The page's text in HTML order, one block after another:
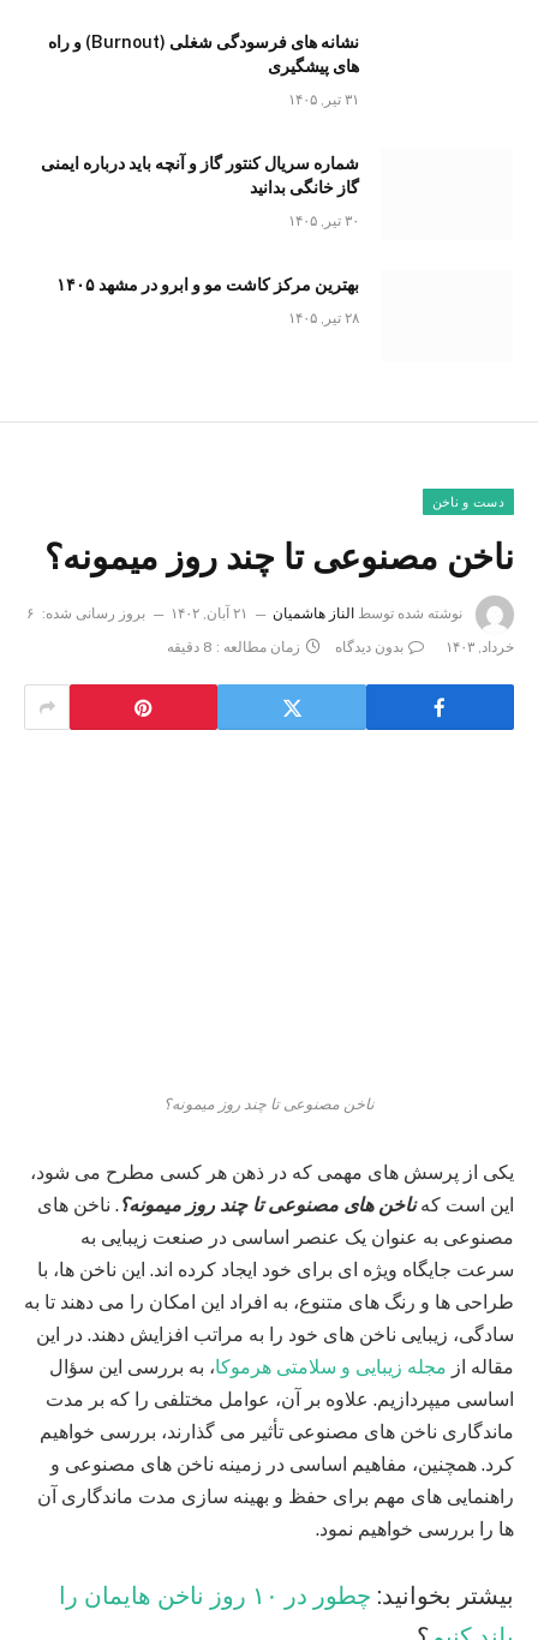
نشانه های فرسودگی شغلی (Burnout) و راه
های پیشگیری
۳۱ تیر, ۱۴۰۵
شماره سریال کنتور گاز و آنچه باید درباره ایمنی
گاز خانگی بدانید
۳۰ تیر, ۱۴۰۵
بهترین مرکز کاشت مو و ابرو در مشهد ۱۴۰۵
۲۸ تیر, ۱۴۰۵
دست و ناخن
ناخن مصنوعی تا چند روز میمونه؟
نوشته شده توسط الناز هاشمیان ۲۱ آبان, ۱۴۰۲ بروز رسانی شده: ۶
خرداد, ۱۴۰۳
بدون دیدگاه زمان مطالعه : 8 دقیقه
ناخن مصنوعی تا چند روز میمونه؟
یکی از پرسش‌ های مهمی که در ذهن هر کسی مطرح می‌ شود،
این است کهناخن‌ های مصنوعی تا چند روز میمونه؟. ناخن‌ های
مصنوعی به عنوان یک عنصر اساسی در صنعت زیبایی به
سرعت جایگاه ویژه‌ ای برای خود ایجاد کرده‌ اند. این ناخن‌ ها، با
طراحی‌ ها و رنگ‌ های متنوع، به افراد این امکان را می‌ دهند تا به
سادگی، زیبایی ناخن‌ های خود را به مراتب افزایش دهند. در این
مقاله از مجله زیبایی و سلامتی هرموکا، به بررسی این سؤال
اساسی میپردازیم. علاوه بر آن، عوامل مختلفی را که بر مدت
ماندگاری ناخن‌ های مصنوعی تأثیر می‌ گذارند، بررسی خواهیم
کرد. همچنین، مفاهیم اساسی در زمینه ناخن‌ های مصنوعی و
راهنمایی‌ های مهم برای حفظ و بهینه‌ سازی مدت ماندگاری آن
ها را بررسی خواهیم نمود.
بیشتر بخوانید:
چطور در ۱۰ روز ناخن هایمان را